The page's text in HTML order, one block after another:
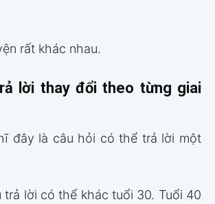
rất khác nhau.
lời thay đổi theo từng giai
đây là câu hỏi có thể trả lời một
trả lời có thể khác tuổi 30. Tuổi 40